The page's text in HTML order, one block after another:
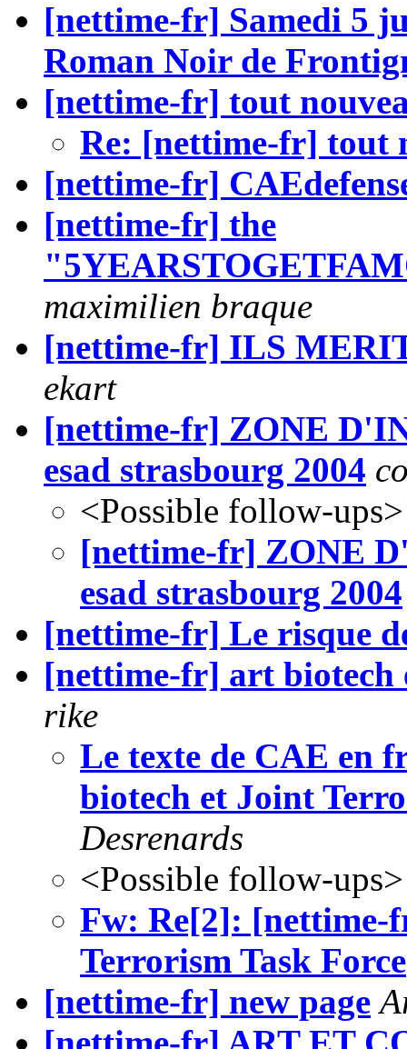
[nettime-fr] Samedi 5
Roman Noir de
[nettime-fr] tout
Re: [nettime-fr] tout
[nettime-fr]
[nettime-fr] the
maximilien braque
[nettime-fr] ILS
ekart
[nettime-fr] ZONE
esad strasbourg 2004
<Possible follow-ups>
[nettime-fr] ZONE
esad strasbourg 2004
[nettime-fr] Le risque
[nettime-fr] art biotech
rike
Le texte de CAE en
biotech et Joint
Desrenards
<Possible follow-ups>
Fw: Re[2]: [nettime-
Terrorism Task Force
[nettime-fr] new page